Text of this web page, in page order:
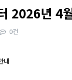
2026년 4
0건
내